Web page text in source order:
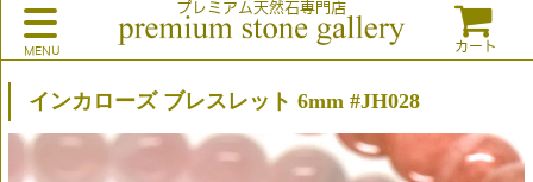
プレミアム天然石専門店
カート
インカローズ ブレスレット 6mm #JH028